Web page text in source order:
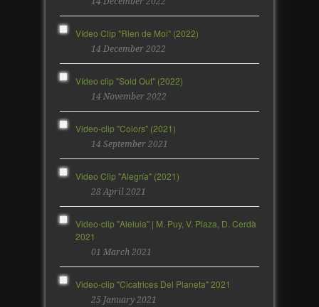
Vídeo Clip "Rien de Moi" (2022)
14 December 2022
Vídeo clip "Sold Out" (2022)
14 November 2022
Video-clip "Colors" (2021)
14 September 2021
Video Clip "Alegría" (2021)
28 April 2021
Video-clip "Aleluia" | M. Puy, V. Plaza, D. Cerdà
2021
01 March 2021
Video-clip "Cicatrices Del Planeta" 2021
25 January 2021